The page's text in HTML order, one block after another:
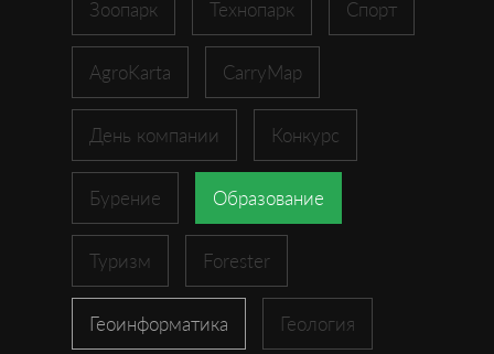
Зоопарк Технопарк Спорт
AgroKarta CarryMap
День компании Конкурс
Бурение Образование
Туризм Forester
Геоинформатика Геология